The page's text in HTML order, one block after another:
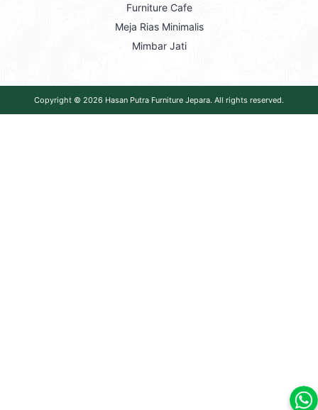
Furniture Cafe
Meja Rias Minimalis
Mimbar Jati
Copyright © 2026 Hasan Putra Furniture Jepara. All rights reserved.